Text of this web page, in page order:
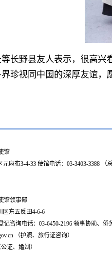
长野县友人表示，很高
珍视同中国的深厚友谊
馆
元麻布3-4-33 使馆电话：03-3403-3388 （
馆领事部
区东五反田4-6-6
咨询电话：03-6450-2196 领事协助、侨
（护照、旅行证咨询）
证、婚姻）